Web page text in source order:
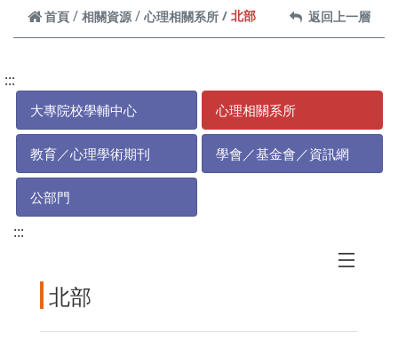
首頁 相關資源 心理相關系所 北部 返回上一層
:::
大專院校學輔中心 心理相關系所
教育／心理學術期刊 學會／基金會／資訊網
公部門
:::
北部